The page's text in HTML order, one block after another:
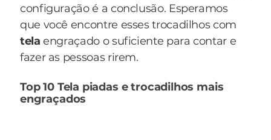
configuração é a conclusão. Esperamos
que você encontre esses trocadilhos com
telaengraçado o suficiente para contar e
fazer as pessoas rirem.
Top 10 Tela piadas e trocadilhos mais
engraçados